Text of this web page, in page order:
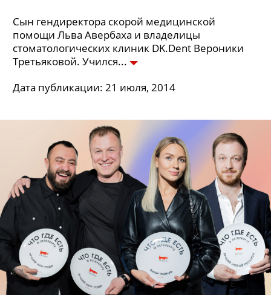
Сын гендиректора скорой медицинской
помощи Льва Авербаха и владелицы
стоматологических клиник DK.Dent Вероники
Третьяковой. Учился
Дата публикации: 21 июля, 2014